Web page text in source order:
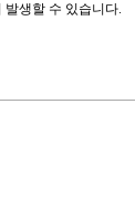
발생할 수 있습니다.